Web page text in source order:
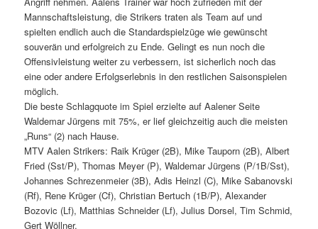
Mannschaftsleistung, die Strikers traten als Team auf und
spielten endlich auch die Standardspielzüge wie gewünscht
souverän und erfolgreich zu Ende. Gelingt es nun noch die
Offensivleistung weiter zu verbessern, ist sicherlich noch das
eine oder andere Erfolgserlebnis in den restlichen Saisonspielen
möglich.
Die beste Schlagquote im Spiel erzielte auf Aalener Seite
Waldemar Jürgens mit 75%, er lief gleichzeitig auch die meisten
„Runs“ (2) nach Hause.
MTV Aalen Strikers: Raik Krüger (2B), Mike Tauporn (2B), Albert
Fried (Sst/P), Thomas Meyer (P), Waldemar Jürgens (P/1B/Sst),
Johannes Schrezenmeier (3B), Adis Heinzl (C), Mike Sabanovski
(Rf), Rene Krüger (Cf), Christian Bertuch (1B/P), Alexander
Bozovic (Lf), Matthias Schneider (Lf), Julius Dorsel, Tim Schmid,
Gert Wöllner.